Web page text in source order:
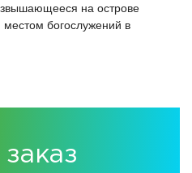
на острове
местом богослужений в